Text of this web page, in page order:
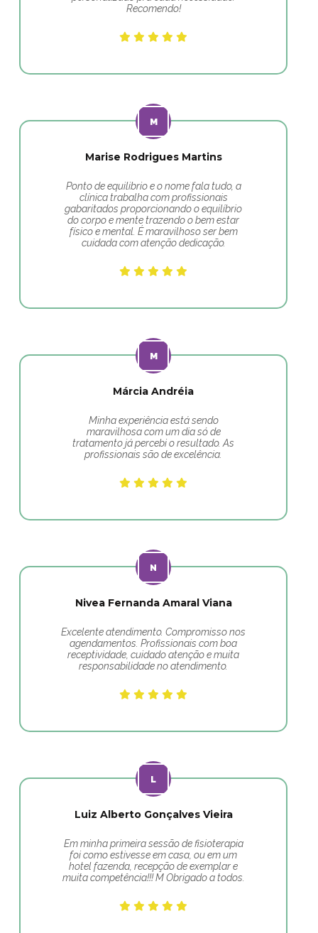
Recomendo!
Marise Rodrigues Martins
Ponto de equilibrio e o nome fala tudo, a
clínica trabalha com profissionais
gabaritados proporcionando o equilíbrio
do corpo e mente trazendo o bem estar
físico e mental. É maravilhoso ser bem
cuidada com atenção dedicação.
Márcia Andréia
Minha experiência está sendo
maravilhosa com um dia só de
tratamento já percebi o resultado. As
profissionais são de excelência.
Nivea Fernanda Amaral Viana
Excelente atendimento. Compromisso nos
agendamentos. Profissionais com boa
receptividade, cuidado atenção e muita
responsabilidade no atendimento.
Luiz Alberto Gonçalves Vieira
Em minha primeira sessão de fisioterapia
foi como estivesse em casa, ou em um
hotel fazenda, recepção de exemplar e
muita competência!!! M Obrigado a todos.